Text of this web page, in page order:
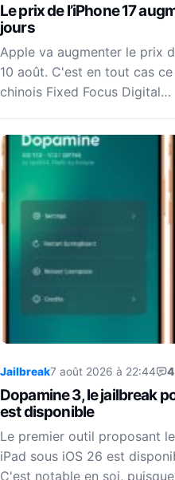
Le prix de l’iPhone 17
jours
Apple va augmenter le prix
10 août. C'est en tout cas
chinois Fixed Focus Digital…
Jailbreak7 août 2026 à 22:44 4
Dopamine 3, le jailbreak
est disponible
Le premier outil proposant
iPad sous iOS 26 est
C'est notable en soi,